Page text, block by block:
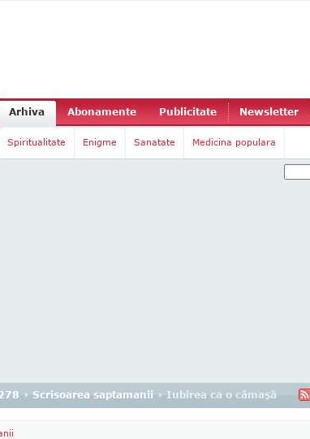
Arhiva Abonamente Publicitate Newsletter
Spiritualitate Enigme Sanatate Medicina populara
› Scrisoarea saptamanii › Iubirea ca o cămaşă